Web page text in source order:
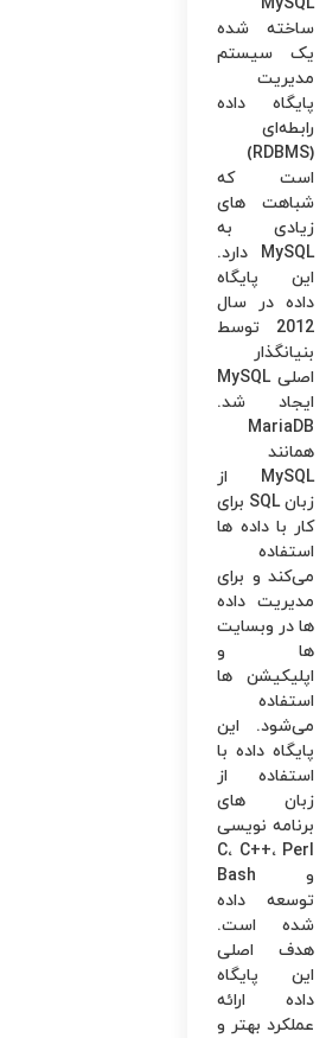
ساخته شده
یک سیستم
مدیریت
پایگاه داده
رابطه‌ای
(RDBMS)
است که
شباهت های
زیادی به
MySQL دارد.
این پایگاه
داده در سال
2012 توسط
بنیانگذار
اصلی MySQL
ایجاد شد.
MariaDB
همانند
MySQL از
زبان SQL برای
کار با داده ها
استفاده
می‌کند و برای
مدیریت داده
ها در وبسایت
ها و
اپلیکیشن ها
استفاده
می‌شود. این
پایگاه داده با
استفاده از
زبان های
برنامه نویسی
C، C++، Perl
و Bash
توسعه داده
شده است.
هدف اصلی
این پایگاه
داده ارائه
عملکرد بهتر و